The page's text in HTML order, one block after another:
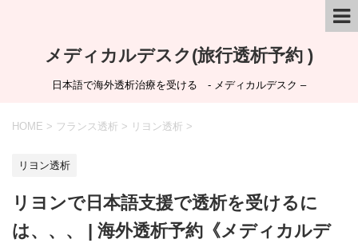
メディカルデスク(旅行透析予約 )
日本語で海外透析治療を受ける - メディカルデスク –
HOME > フランス透析 > リヨン透析 >
リヨン透析
リヨンで日本語支援で透析を受けるに
は、、、 | 海外透析予約《メディカルデ